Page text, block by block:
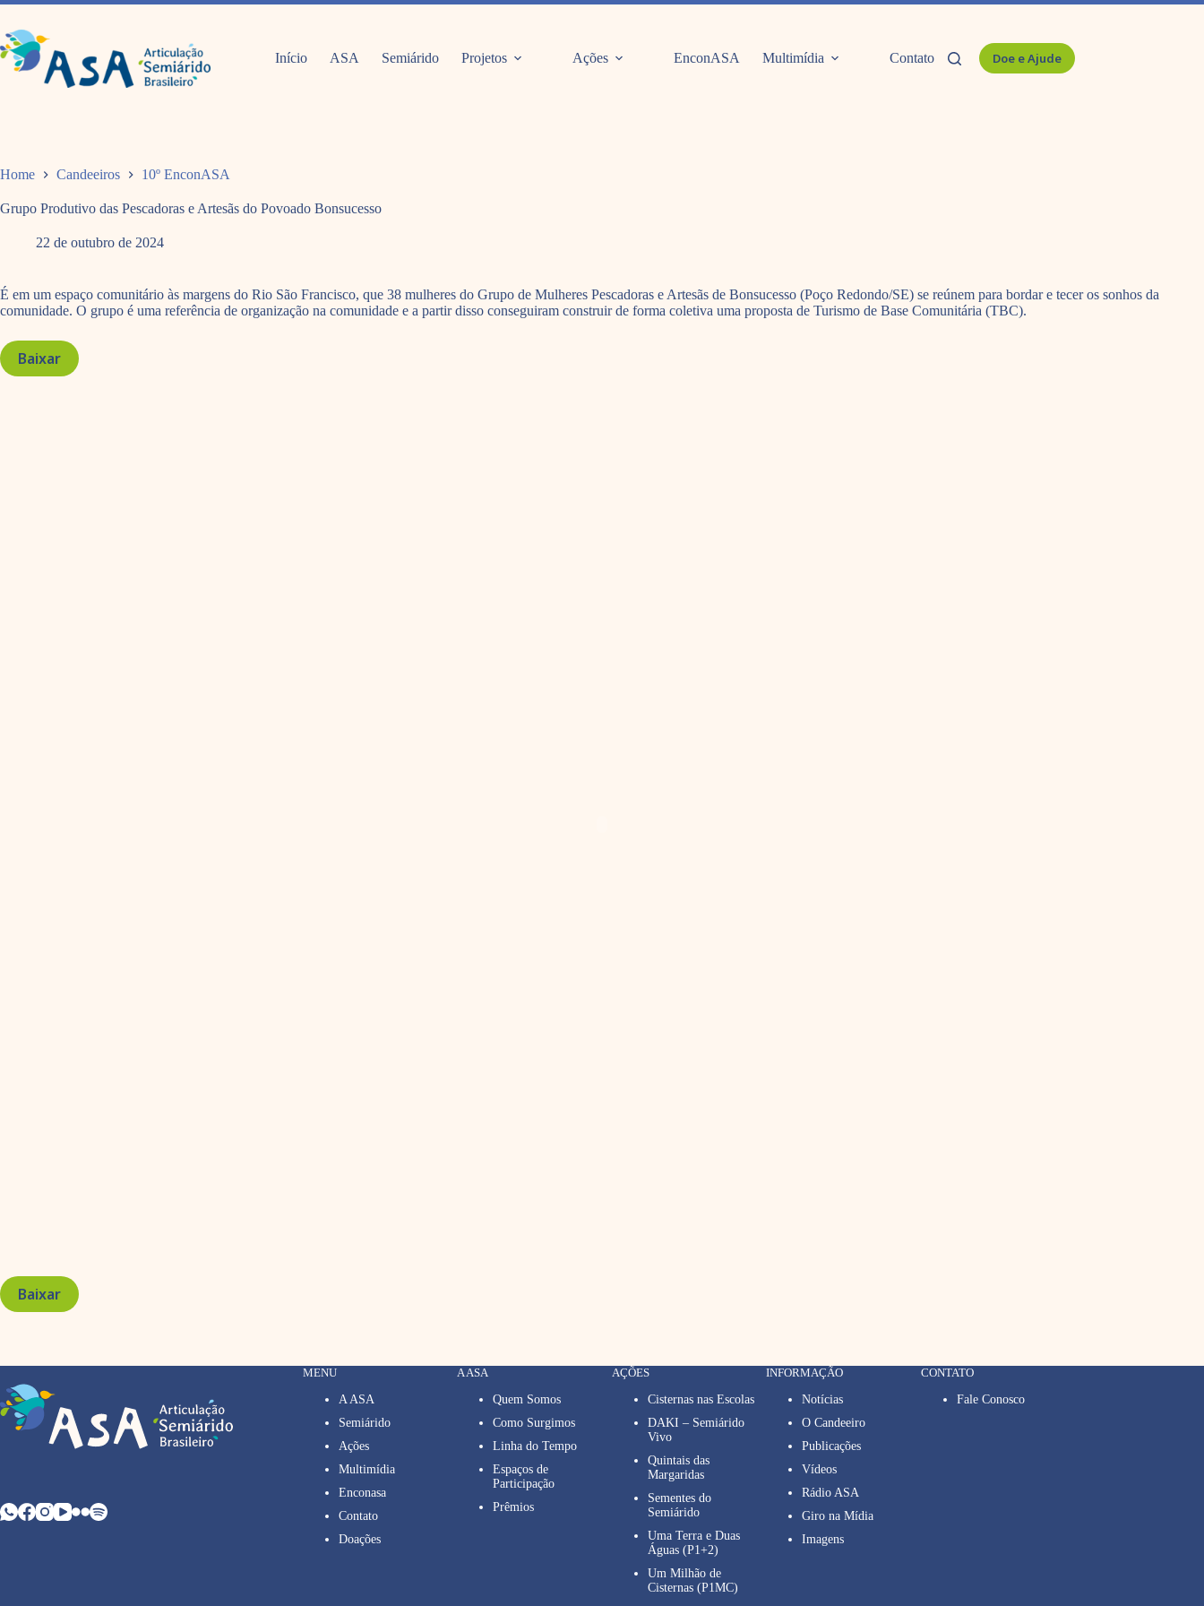
Pular
o
conteúdo
Início ASA Semiárido Projetos Ações EnconASA Multimídia Contato Doe e Ajude
Home Candeeiros 10º EnconASA
Grupo Produtivo das Pescadoras e Artesãs do Povoado Bonsucesso
22 de outubro de 2024
É em um espaço comunitário às margens do Rio São Francisco, que 38 mulheres do Grupo de Mulheres Pescadoras e Artesãs de Bonsucesso (Poço Redondo/SE) se reúnem para bordar e tecer os sonhos da
comunidade. O grupo é uma referência de organização na comunidade e a partir disso conseguiram construir de forma coletiva uma proposta de Turismo de Base Comunitária (TBC).
Baixar
Baixar
MENU
A ASA
Semiárido
Ações
Multimídia
Enconasa
Contato
Doações
A ASA
Quem Somos
Como Surgimos
Linha do Tempo
Espaços de
Participação
Prêmios
AÇÕES
Cisternas nas Escolas
DAKI – Semiárido
Vivo
Quintais das
Margaridas
Sementes do
Semiárido
Uma Terra e Duas
Águas (P1+2)
Um Milhão de
Cisternas (P1MC)
INFORMAÇÃO
Notícias
O Candeeiro
Publicações
Vídeos
Rádio ASA
Giro na Mídia
Imagens
CONTATO
Fale Conosco